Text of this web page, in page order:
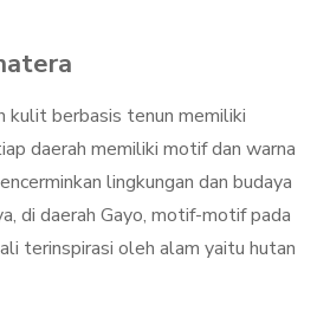
kulit berbasis tenun memiliki
daerah memiliki motif dan warna
lingkungan dan budaya
di daerah Gayo, motif-motif pada
terinspirasi oleh alam yaitu hutan